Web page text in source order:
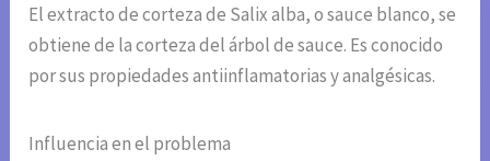
El extracto de corteza de Salix alba, o sauce blanco, se
obtiene de la corteza del árbol de sauce. Es conocido
por sus propiedades antiinflamatorias y analgésicas.
Influencia en el problema